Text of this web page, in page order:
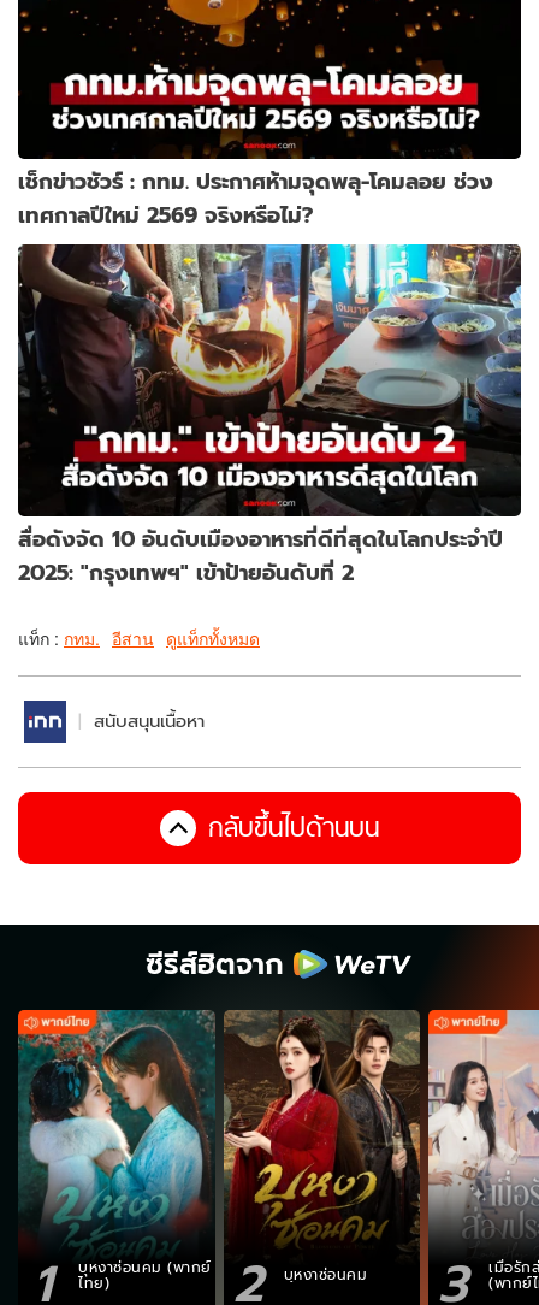
เช็กข่าวชัวร์ : กทม. ประกาศห้ามจุดพลุ-โคมลอย ช่วง
เทศกาลปีใหม่ 2569 จริงหรือไม่?
สื่อดังจัด 10 อันดับเมืองอาหารที่ดีที่สุดในโลกประจำปี
2025: "กรุงเทพฯ" เข้าป้ายอันดับที่ 2
แท็ก : กทม. อีสาน ดูแท็กทั้งหมด
สนับสนุนเนื้อหา
กลับขึ้นไปด้านบน
ซีรีส์ฮิตจาก
1 บุหงาซ่อนคม (พากย์
ไทย) 2 บุหงาซ่อนคม 3 เมื่อรัก
(พากย์